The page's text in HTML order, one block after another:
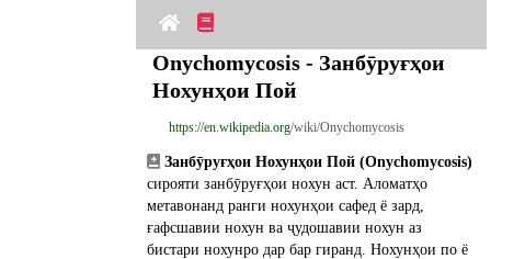
Onychomycosis - Занбӯруғҳои
Нохунҳои Пой
https://en.wikipedia.org/wiki/Onychomycosis
Занбӯруғҳои Нохунҳои Пой (Onychomycosis)
сирояти занбӯруғҳои нохун аст. Аломатҳо
метавонанд ранги нохунҳои сафед ё зард,
ғафсшавии нохун ва ҷудошавии нохун аз
бистари нохунро дар бар гиранд. Нохунҳои по ё